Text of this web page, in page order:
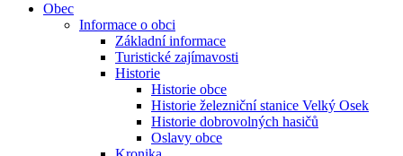
Obec
Informace o obci
Základní informace
Turistické zajímavosti
Historie
Historie obce
Historie železniční stanice Velký Osek
Historie dobrovolných hasičů
Oslavy obce